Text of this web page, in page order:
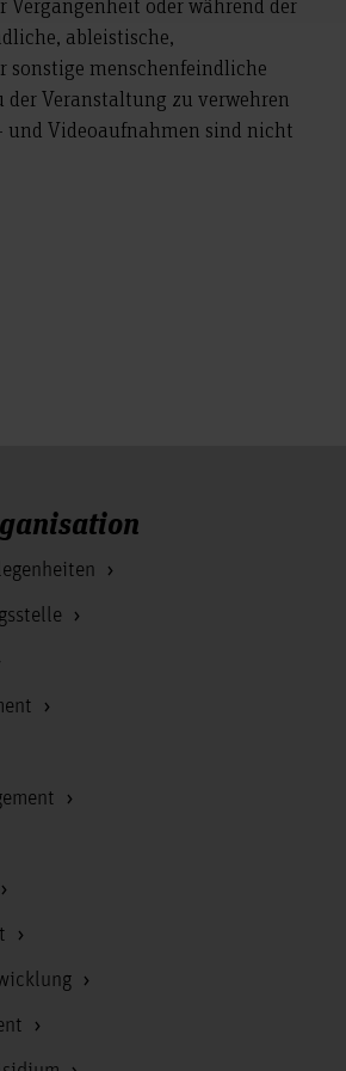
ableistische,
sonstige menschenfeindliche
Veranstaltung zu verwehren
und Videoaufnahmen sind nicht